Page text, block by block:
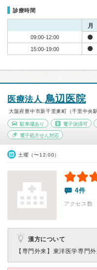
診療時間
月
09:00-12:00
15:00-19:00
医療法人 鳥辺医院
大阪府豊中市新千里東町（千里中央駅
駐車場あり 電子決済可
電子処方せん対応
土曜（〜12:00）
4件
アクセス数
漢方について
【専門外来】 東洋医学専門